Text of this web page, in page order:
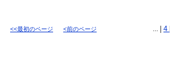
<<最初のページ <前のページ ... | 4